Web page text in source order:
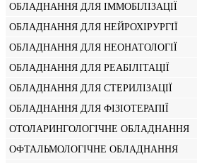
ОБЛАДНАННЯ ДЛЯ ІММОБІЛІЗАЦІЇ
ОБЛАДНАННЯ ДЛЯ НЕЙРОХІРУРГІЇ
ОБЛАДНАННЯ ДЛЯ НЕОНАТОЛОГІЇ
ОБЛАДНАННЯ ДЛЯ РЕАБІЛІТАЦІЇ
ОБЛАДНАННЯ ДЛЯ СТЕРИЛІЗАЦІЇ
ОБЛАДНАННЯ ДЛЯ ФІЗІОТЕРАПІЇ
ОТОЛАРИНГОЛОГІЧНЕ ОБЛАДНАННЯ
ОФТАЛЬМОЛОГІЧНЕ ОБЛАДНАННЯ